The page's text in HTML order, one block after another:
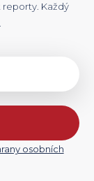
reporty. Každý
osobních